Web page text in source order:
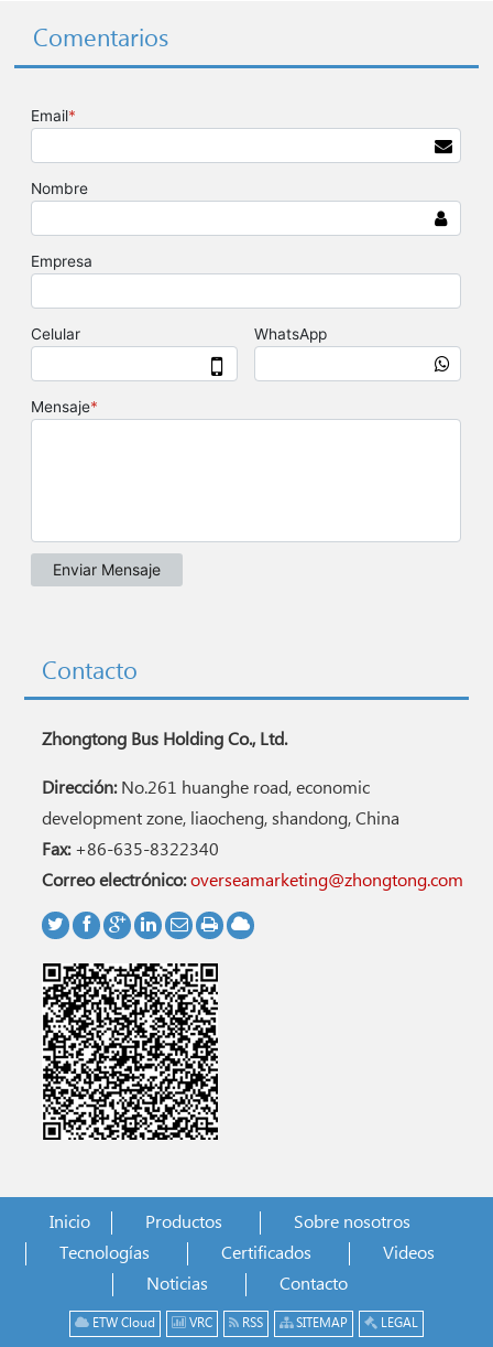
Comentarios
Contacto
Zhongtong Bus Holding Co., Ltd.
Dirección:No.261 huanghe road, economic
development zone, liaocheng, shandong, China
Fax:+86-635-8322340
Correo electrónico:overseamarketing@zhongtong.com
Inicio Productos
Sobre nosotros
Tecnologías
Certificados
Videos
Noticias
Contacto
ETW Cloud VRC RSS SITEMAP LEGAL